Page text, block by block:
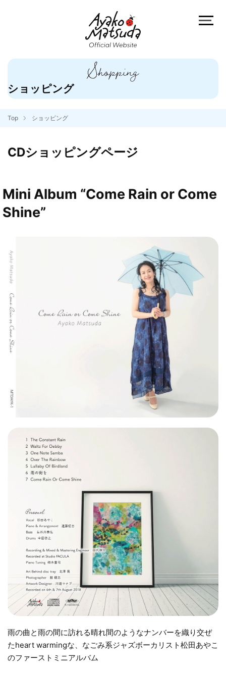
ショッピング
Top ショッピング
CDショッピングページ
Mini Album “Come Rain or Come
Shine”
雨の曲と雨の間に訪れる晴れ間のようなナンバーを織り交ぜ
たheart warmingな、なごみ系ジャズボーカリスト松田あやこ
のファーストミニアルバム